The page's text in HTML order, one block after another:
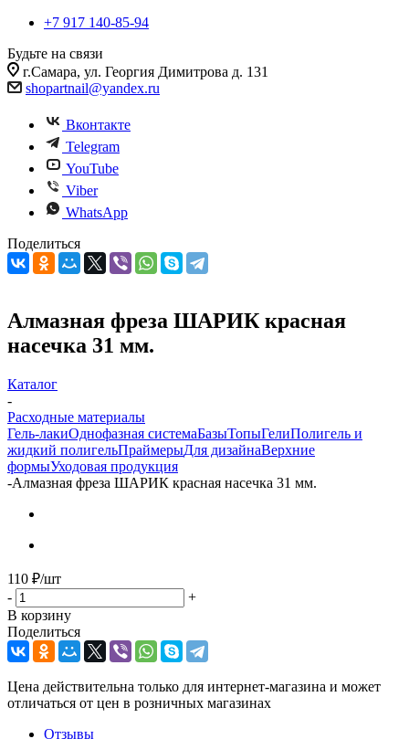
+7 917 140-85-94
Будьте на связи
г.Самара, ул. Георгия Димитрова д. 131
shopartnail@yandex.ru
Вконтакте
Telegram
YouTube
Viber
WhatsApp
Поделиться
Алмазная фреза ШАРИК красная
насечка 31 мм.
Каталог
-
Расходные материалы
Гель-лакиОднофазная системаБазыТопыГелиПолигель и
жидкий полигельПраймерыДля дизайнаВерхние
формыУходовая продукция
-Алмазная фреза ШАРИК красная насечка 31 мм.
110 ₽/шт
-
+
В корзину
Поделиться
Цена действительна только для интернет-магазина и может
отличаться от цен в розничных магазинах
Отзывы